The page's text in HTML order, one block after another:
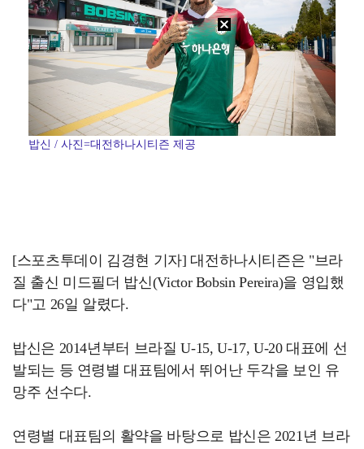
'오디세이'·'스파이더맨4', 박스오피스 투톱…기록 경…
밥신 / 사진=대전하나시티즌 제공
[스포츠투데이 김경현 기자] 대전하나시티즌은 "브라
질 출신 미드필더 밥신(Victor Bobsin Pereira)을 영입했
다"고 26일 알렸다.
밥신은 2014년부터 브라질 U-15, U-17, U-20 대표에 선
발되는 등 연령별 대표팀에서 뛰어난 두각을 보인 유
망주 선수다.
연령별 대표팀의 활약을 바탕으로 밥신은 2021년 브라